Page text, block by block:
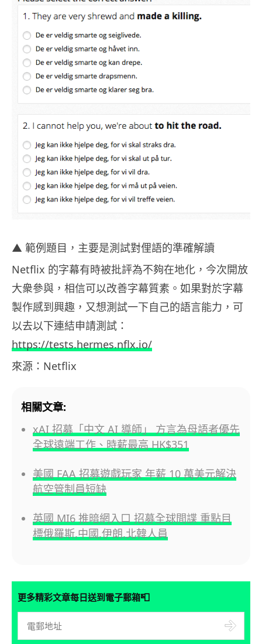
▲ 範例題目，主要是測試對俚語的準確解讀
Netflix 的字幕有時被批評為不夠在地化，今次開放
大衆參與，相信可以改善字幕質素。如果對於字幕
製作感到興趣，又想測試一下自己的語言能力，可
以去以下連結申請測試：
https://tests.hermes.nflx.io/
來源：Netflix
相關文章:
xAI 招募「中文 AI 導師」 方言為母語者優先
全球遠端工作、時薪最高 HK$351
美國 FAA 招募遊戲玩家 年薪 10 萬美元解決
航空管制員短缺
英國 MI6 推暗網入口 招募全球間諜 重點目
標俄羅斯,中國,伊朗,北韓人員
更多精彩文章每日送到電子郵箱📮